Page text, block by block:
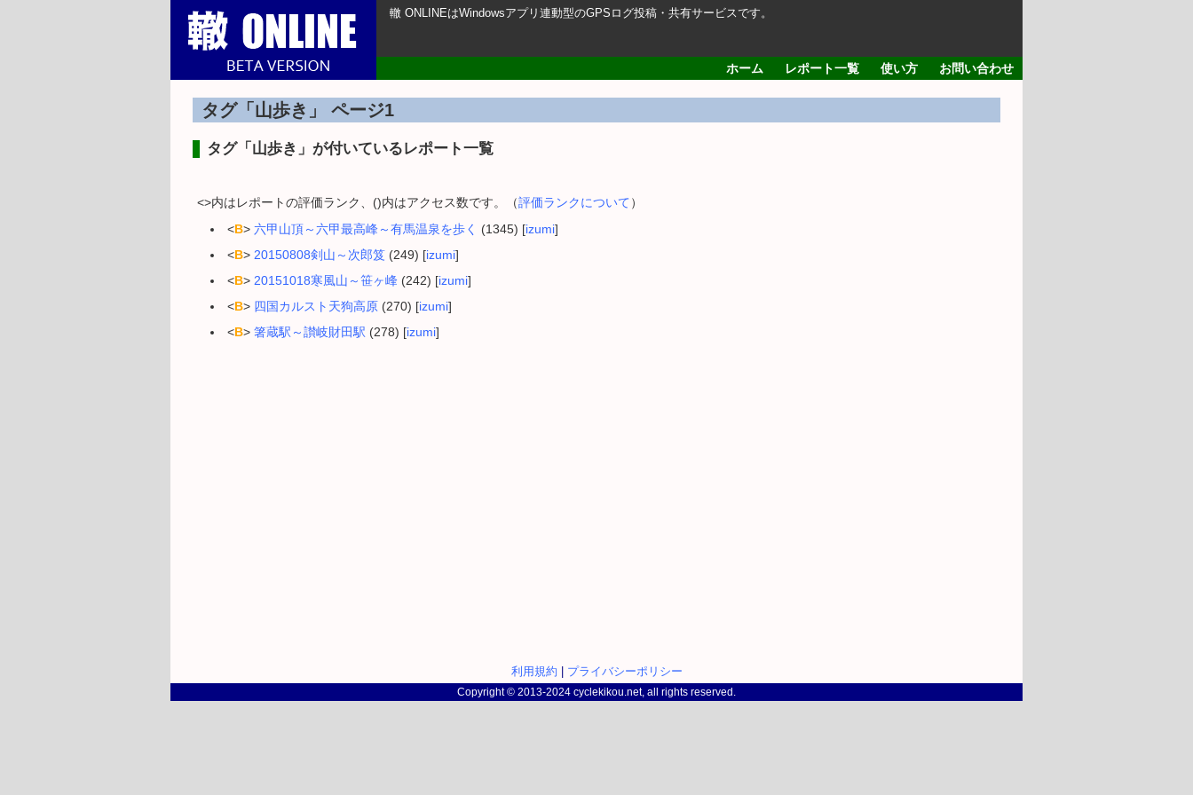
轍 ONLINEはWindowsアプリ連動型のGPSログ投稿・共有サービスです。
ホーム レポート一覧 使い方 お問い合わせ
タグ「山歩き」 ページ1
タグ「山歩き」が付いているレポート一覧
<>内はレポートの評価ランク、()内はアクセス数です。（評価ランクについて）
<B> 六甲山頂～六甲最高峰～有馬温泉を歩く (1345) [izumi]
<B> 20150808剣山～次郎笈 (249) [izumi]
<B> 20151018寒風山～笹ヶ峰 (242) [izumi]
<B> 四国カルスト天狗高原 (270) [izumi]
<B> 箸蔵駅～讃岐財田駅 (278) [izumi]
利用規約 プライバシーポリシー
Copyright © 2013-2024 cyclekikou.net, all rights reserved.